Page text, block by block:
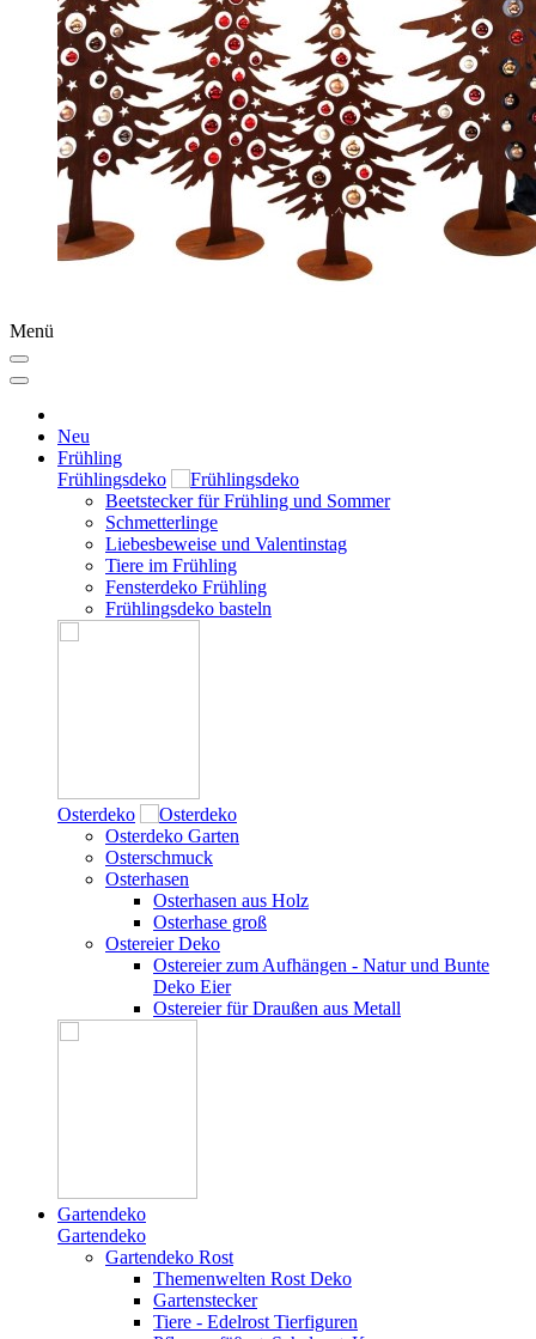
Menü
Neu
Frühling
Frühlingsdeko
Beetstecker für Frühling und Sommer
Schmetterlinge
Liebesbeweise und Valentinstag
Tiere im Frühling
Fensterdeko Frühling
Frühlingsdeko basteln
Osterdeko
Osterdeko Garten
Osterschmuck
Osterhasen
Osterhasen aus Holz
Osterhase groß
Ostereier Deko
Ostereier zum Aufhängen - Natur und Bunte
Deko Eier
Ostereier für Draußen aus Metall
Gartendeko
Gartendeko
Gartendeko Rost
Themenwelten Rost Deko
Gartenstecker
Tiere - Edelrost Tierfiguren